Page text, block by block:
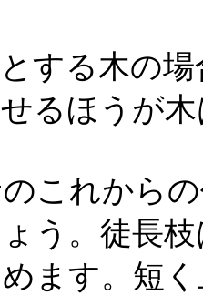
する木の
るほうが
これから
う。徒長
ます。短